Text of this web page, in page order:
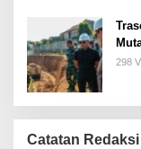
298
Catatan Redaksi